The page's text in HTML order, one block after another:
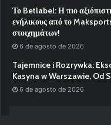
Το Betlabel: Η πιο
ενήλικους από το
στοιχημάτων!
6 de agosto de 2026
Tajemnice i Rozrywka:
Kasyna w Warszawie, Od
6 de agosto de 2026